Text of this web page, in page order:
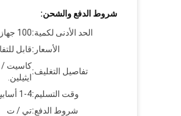
شروط الدفع والشحن:
الحد الأدنى لكمية:100 جهاز كمبيوتر شخصى
الأسعار:قابل
تفاصيل التغليف:
كاسيت /
ايثيلين.
وقت التسليم:1-4 أسابيع
شروط الدفع:تي / ت